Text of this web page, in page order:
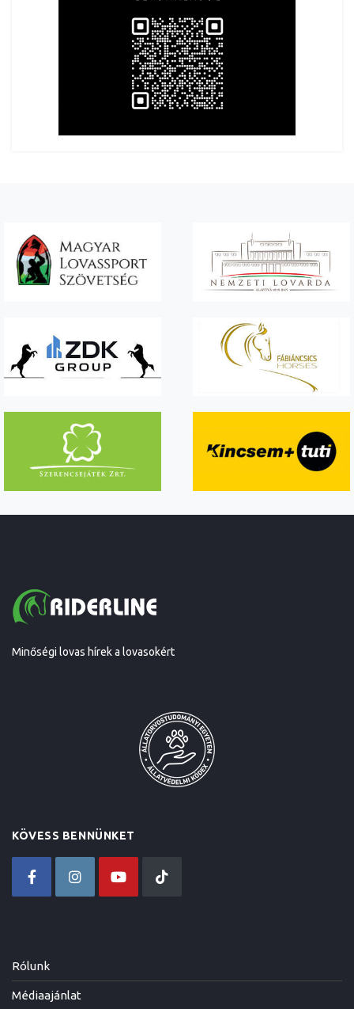
Minőségi lovas hírek a lovasokért
KÖVESS BENNÜNKET
Rólunk
Médiaajánlat